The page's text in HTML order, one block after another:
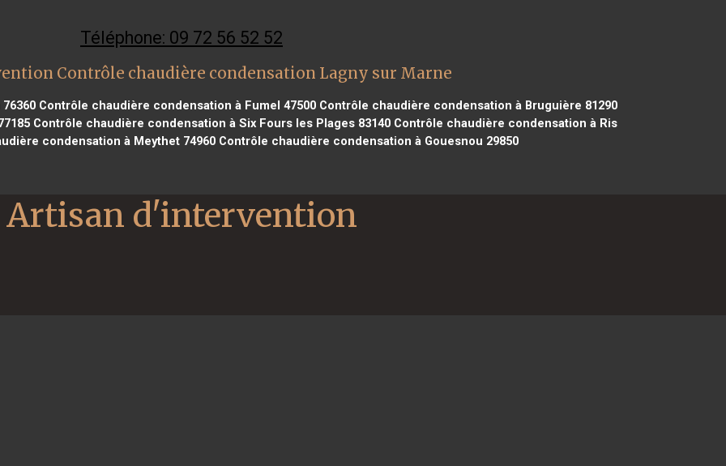
Téléphone: 09 72 56 52 52
Contrôle chaudière condensation Lagny sur Marne
Contrôle chaudière condensation à Fumel 47500Contrôle chaudière condensation à Bruguière 81290
Contrôle chaudière condensation à Six Fours les Plages 83140Contrôle chaudière condensation à Ris
condensation à Meythet 74960 Contrôle chaudière condensation à Gouesnou 29850
Artisan d'intervention